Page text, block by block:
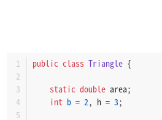
public class Triangle {
static double area;
int b = 2, h = 3;